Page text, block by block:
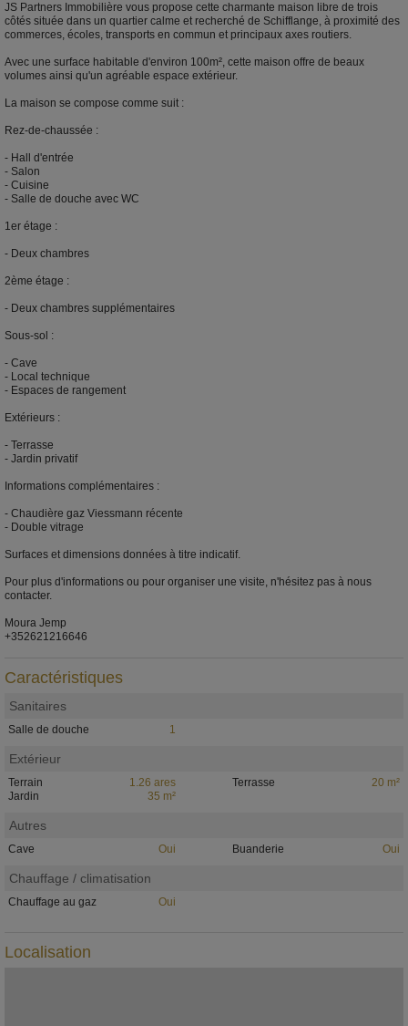
JS Partners Immobilière vous propose cette charmante maison libre de trois
côtés située dans un quartier calme et recherché de Schifflange, à proximité des
commerces, écoles, transports en commun et principaux axes routiers.
Avec une surface habitable d'environ 100m², cette maison offre de beaux
volumes ainsi qu'un agréable espace extérieur.
La maison se compose comme suit :
Rez-de-chaussée :
- Hall d'entrée
- Salon
- Cuisine
- Salle de douche avec WC
1er étage :
- Deux chambres
2ème étage :
- Deux chambres supplémentaires
Sous-sol :
- Cave
- Local technique
- Espaces de rangement
Extérieurs :
- Terrasse
- Jardin privatif
Informations complémentaires :
- Chaudière gaz Viessmann récente
- Double vitrage
Surfaces et dimensions données à titre indicatif.
Pour plus d'informations ou pour organiser une visite, n'hésitez pas à nous
contacter.
Moura Jemp
+352621216646
Caractéristiques
Sanitaires
Salle de douche 1
Extérieur
Terrain 1.26 ares Terrasse
20 m²
Jardin
35 m²
Autres
Cave Oui Buanderie Oui
Chauffage / climatisation
Chauffage au gaz Oui
Localisation